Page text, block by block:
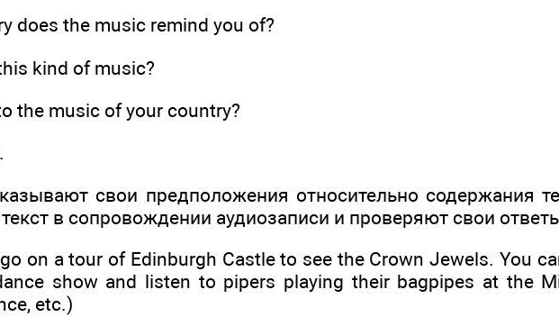
does the music remind you of?
kind of music?
the music of your country?
свои предположения относительно содержания
в сопровождении аудиозаписи и проверяют свои
on a tour of Edinburgh Castle to see the Crown Jewels. You
show and listen to pipers playing their bagpipes at the
etc.)